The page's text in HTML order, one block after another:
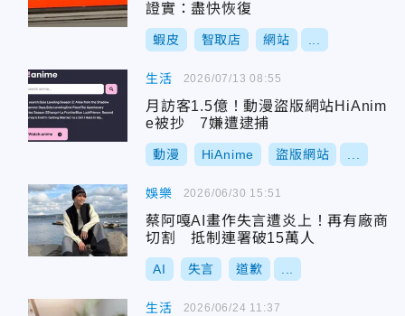
證實：盡快恢復
蝦皮 智取店 網站
生活
月訪客1.5億！動漫盜版網站HiAnim
e被抄 7嫌遭逮捕
動漫 HiAnime 盜版網站
2026/07/13 08:55
娛樂
蔡阿嘎AI畫作失言遭炎上！再有廠商
切割 抵制連署破15萬人
AI 失言 道歉
2026/06/30 15:51
生活 2026/06/24 11:37